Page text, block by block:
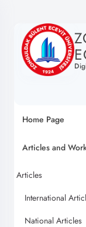
Home Page
Articles and
Articles
International
National Articles